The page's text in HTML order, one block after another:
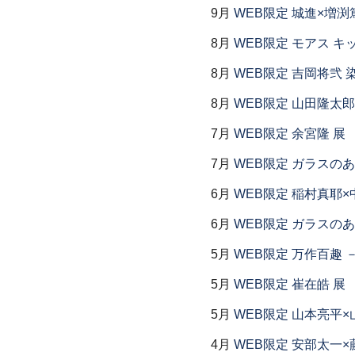
9月 WEB限定 城進×増渕
8月 WEB限定 モアス キ
8月 WEB限定 吉岡将弐
8月 WEB限定 山田隆太
7月 WEB限定 余宮隆 展
7月 WEB限定 ガラスの
6月 WEB限定 稲村真耶×
6月 WEB限定 ガラスの
5月 WEB限定 万作百趣
5月 WEB限定 崔在皓 展
5月 WEB限定 山本亮平×
4月 WEB限定 安部太一×